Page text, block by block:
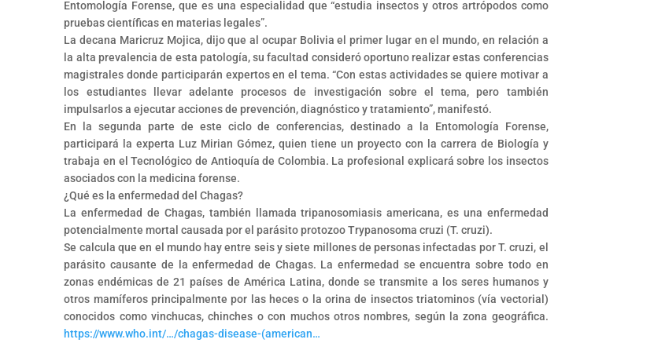
Entomología Forense, que es una especialidad que “estudia insectos y otros artrópodos como
pruebas científicas en materias legales”.
La decana Maricruz Mojica, dijo que al ocupar Bolivia el primer lugar en el mundo, en relación a
la alta prevalencia de esta patología, su facultad consideró oportuno realizar estas conferencias
magistrales donde participarán expertos en el tema. “Con estas actividades se quiere motivar a
los estudiantes llevar adelante procesos de investigación sobre el tema, pero también
impulsarlos a ejecutar acciones de prevención, diagnóstico y tratamiento”, manifestó.
En la segunda parte de este ciclo de conferencias, destinado a la Entomología Forense,
participará la experta Luz Mirian Gómez, quien tiene un proyecto con la carrera de Biología y
trabaja en el Tecnológico de Antioquía de Colombia. La profesional explicará sobre los insectos
asociados con la medicina forense.
¿Qué es la enfermedad del Chagas?
La enfermedad de Chagas, también llamada tripanosomiasis americana, es una enfermedad
potencialmente mortal causada por el parásito protozoo Trypanosoma cruzi (T. cruzi).
Se calcula que en el mundo hay entre seis y siete millones de personas infectadas por T. cruzi, el
parásito causante de la enfermedad de Chagas. La enfermedad se encuentra sobre todo en
zonas endémicas de 21 países de América Latina, donde se transmite a los seres humanos y
otros mamíferos principalmente por las heces o la orina de insectos triatominos (vía vectorial)
conocidos como vinchucas, chinches o con muchos otros nombres, según la zona geográfica.
https://www.who.int/…/chagas-disease-(american…